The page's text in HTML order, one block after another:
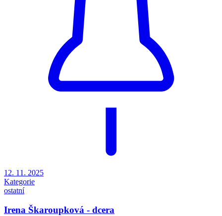
12. 11. 2025
Kategorie
ostatní
Irena Škaroupková - dcera